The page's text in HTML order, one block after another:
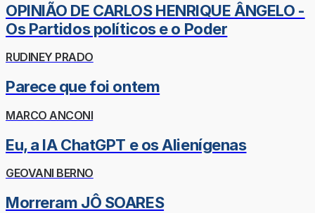
OPINIÃO DE CARLOS HENRIQUE ÂNGELO -
Os Partidos políticos e o Poder
RUDINEY PRADO
Parece que foi ontem
MARCO ANCONI
Eu, a IA ChatGPT e os Alienígenas
GEOVANI BERNO
Morreram JÔ SOARES